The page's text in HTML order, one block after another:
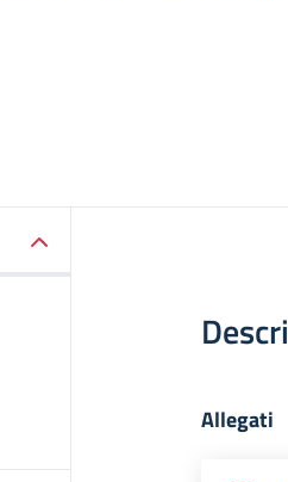
Allegati